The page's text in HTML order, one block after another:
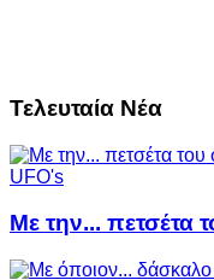
Τελευταία Νέα
UFO's
Με την... πετσέτα